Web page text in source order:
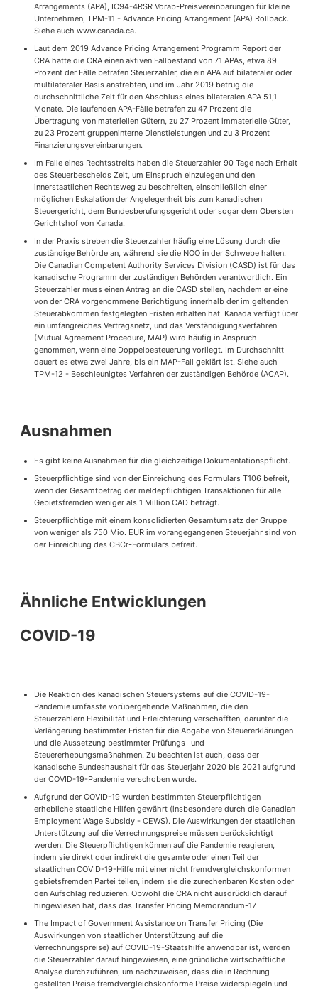
Arrangements (APA), IC94-4RSR Vorab-Preisvereinbarungen für kleine
Unternehmen, TPM-11 - Advance Pricing Arrangement (APA) Rollback.
Siehe auch www.canada.ca.
Laut dem 2019 Advance Pricing Arrangement Programm Report der
CRA hatte die CRA einen aktiven Fallbestand von 71 APAs, etwa 89
Prozent der Fälle betrafen Steuerzahler, die ein APA auf bilateraler oder
multilateraler Basis anstrebten, und im Jahr 2019 betrug die
durchschnittliche Zeit für den Abschluss eines bilateralen APA 51,1
Monate. Die laufenden APA-Fälle betrafen zu 47 Prozent die
Übertragung von materiellen Gütern, zu 27 Prozent immaterielle Güter,
zu 23 Prozent gruppeninterne Dienstleistungen und zu 3 Prozent
Finanzierungsvereinbarungen.
Im Falle eines Rechtsstreits haben die Steuerzahler 90 Tage nach Erhalt
des Steuerbescheids Zeit, um Einspruch einzulegen und den
innerstaatlichen Rechtsweg zu beschreiten, einschließlich einer
möglichen Eskalation der Angelegenheit bis zum kanadischen
Steuergericht, dem Bundesberufungsgericht oder sogar dem Obersten
Gerichtshof von Kanada.
In der Praxis streben die Steuerzahler häufig eine Lösung durch die
zuständige Behörde an, während sie die NOO in der Schwebe halten.
Die Canadian Competent Authority Services Division (CASD) ist für das
kanadische Programm der zuständigen Behörden verantwortlich. Ein
Steuerzahler muss einen Antrag an die CASD stellen, nachdem er eine
von der CRA vorgenommene Berichtigung innerhalb der im geltenden
Steuerabkommen festgelegten Fristen erhalten hat. Kanada verfügt über
ein umfangreiches Vertragsnetz, und das Verständigungsverfahren
(Mutual Agreement Procedure, MAP) wird häufig in Anspruch
genommen, wenn eine Doppelbesteuerung vorliegt. Im Durchschnitt
dauert es etwa zwei Jahre, bis ein MAP-Fall geklärt ist. Siehe auch
TPM-12 - Beschleunigtes Verfahren der zuständigen Behörde (ACAP).
Ausnahmen
Es gibt keine Ausnahmen für die gleichzeitige Dokumentationspflicht.
Steuerpflichtige sind von der Einreichung des Formulars T106 befreit,
wenn der Gesamtbetrag der meldepflichtigen Transaktionen für alle
Gebietsfremden weniger als 1 Million CAD beträgt.
Steuerpflichtige mit einem konsolidierten Gesamtumsatz der Gruppe
von weniger als 750 Mio. EUR im vorangegangenen Steuerjahr sind von
der Einreichung des CBCr-Formulars befreit.
Ähnliche Entwicklungen
COVID-19
Die Reaktion des kanadischen Steuersystems auf die COVID-19-
Pandemie umfasste vorübergehende Maßnahmen, die den
Steuerzahlern Flexibilität und Erleichterung verschafften, darunter die
Verlängerung bestimmter Fristen für die Abgabe von Steuererklärungen
und die Aussetzung bestimmter Prüfungs- und
Steuererhebungsmaßnahmen. Zu beachten ist auch, dass der
kanadische Bundeshaushalt für das Steuerjahr 2020 bis 2021 aufgrund
der COVID-19-Pandemie verschoben wurde.
Aufgrund der COVID-19 wurden bestimmten Steuerpflichtigen
erhebliche staatliche Hilfen gewährt (insbesondere durch die Canadian
Employment Wage Subsidy - CEWS). Die Auswirkungen der staatlichen
Unterstützung auf die Verrechnungspreise müssen berücksichtigt
werden. Die Steuerpflichtigen können auf die Pandemie reagieren,
indem sie direkt oder indirekt die gesamte oder einen Teil der
staatlichen COVID-19-Hilfe mit einer nicht fremdvergleichskonformen
gebietsfremden Partei teilen, indem sie die zurechenbaren Kosten oder
den Aufschlag reduzieren. Obwohl die CRA nicht ausdrücklich darauf
hingewiesen hat, dass das Transfer Pricing Memorandum-17
The Impact of Government Assistance on Transfer Pricing (Die
Auswirkungen von staatlicher Unterstützung auf die
Verrechnungspreise) auf COVID-19-Staatshilfe anwendbar ist, werden
die Steuerzahler darauf hingewiesen, eine gründliche wirtschaftliche
Analyse durchzuführen, um nachzuweisen, dass die in Rechnung
gestellten Preise fremdvergleichskonforme Preise widerspiegeln und